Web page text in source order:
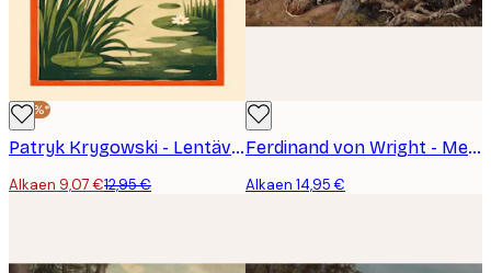
-30%*
Patryk Krygowski - Lentävä Sinisorsa Järven Yllä Juliste
Alkaen 9,07 €12,95 €
Ferdinand von Wright - Metsot Kosimassa Juliste
Alkaen 14,95 €